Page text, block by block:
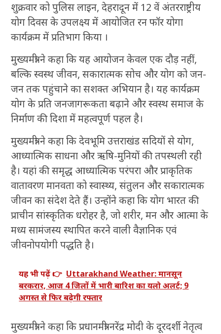
शुक्रवार को पुलिस लाइन, देहरादून में 12 वें अंतरराष्ट्रीय
योग दिवस के उपलक्ष्य में आयोजित रन फॉर योगा
कार्यक्रम में प्रतिभाग किया ।
मुख्यमंत्री ने कहा कि यह आयोजन केवल एक दौड़ नहीं,
बल्कि स्वस्थ जीवन, सकारात्मक सोच और योग को जन-
जन तक पहुंचाने का सशक्त अभियान है। यह कार्यक्रम
योग के प्रति जनजागरूकता बढ़ाने और स्वस्थ समाज के
निर्माण की दिशा में महत्वपूर्ण पहल है।
मुख्यमंत्री ने कहा कि देवभूमि उत्तराखंड सदियों से योग,
आध्यात्मिक साधना और ऋषि-मुनियों की तपस्थली रही
है। यहां की समृद्ध आध्यात्मिक परंपरा और प्राकृतिक
वातावरण मानवता को स्वास्थ्य, संतुलन और सकारात्मक
जीवन का संदेश देते हैं। उन्होंने कहा कि योग भारत की
प्राचीन सांस्कृतिक धरोहर है, जो शरीर, मन और आत्मा के
मध्य सामंजस्य स्थापित करने वाली वैज्ञानिक एवं
जीवनोपयोगी पद्धति है।
यह भी पढ़ें 👉 Uttarakhand Weather: मानसून
बरकरार, आज 4 जिलों में भारी बारिश का यलो अलर्ट; 9
अगस्त से फिर बढ़ेगी रफ्तार
मुख्यमंत्री ने कहा कि प्रधानमंत्री नरेंद्र मोदी के दूरदर्शी नेतृत्व